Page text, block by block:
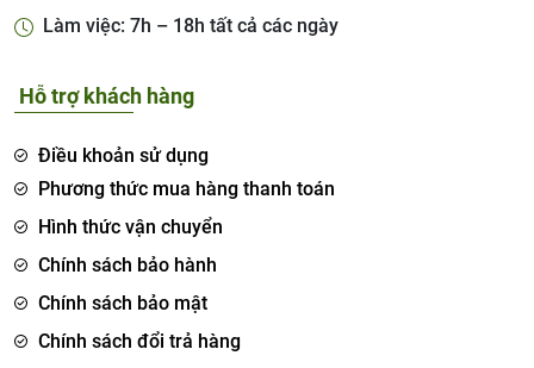
Làm việc: 7h – 18h tất cả các ngày
Hỗ trợ khách hàng
Điều khoản sử dụng
Phương thức mua hàng thanh toán
Hình thức vận chuyển
Chính sách bảo hành
Chính sách bảo mật
Chính sách đổi trả hàng